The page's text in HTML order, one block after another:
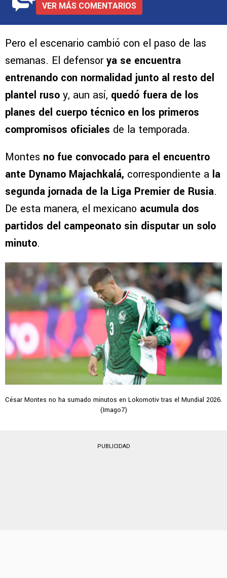
VER MÁS COMENTARIOS
Pero el escenario cambió con el paso de las
semanas. El defensorya se encuentra
entrenando con normalidad junto al resto del
plantel ruso y, aun así, quedó fuera de los
planes del cuerpo técnico en los primeros
compromisos oficiales de la temporada.
Montes no fue convocado para el encuentro
ante Dynamo Majachkalá, correspondiente a la
segunda jornada de la Liga Premier de Rusia.
De esta manera, el mexicano acumula dos
partidos del campeonato sin disputar un solo
minuto.
César Montes no ha sumado minutos en Lokomotiv tras el Mundial 2026.
(Imago7)
PUBLICIDAD